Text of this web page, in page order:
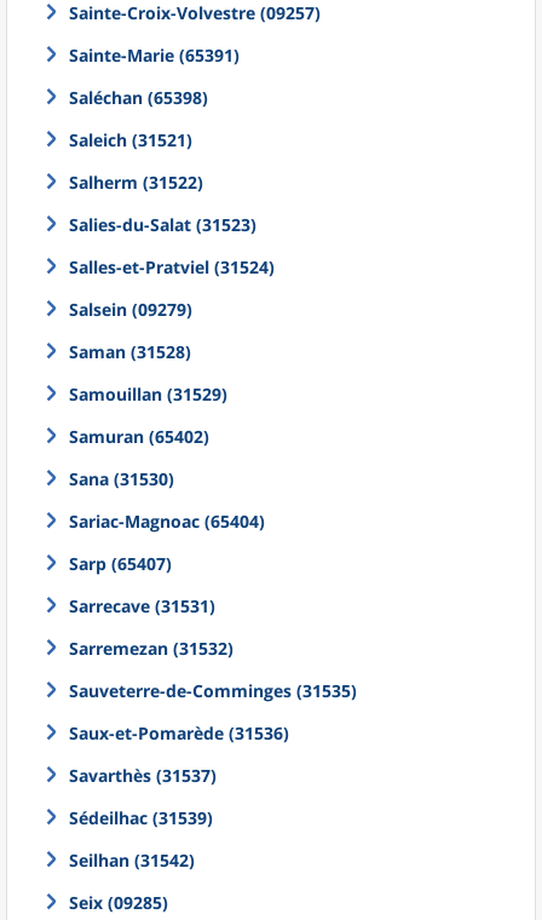
Sainte-Croix-Volvestre (09257)
Sainte-Marie (65391)
Saléchan (65398)
Saleich (31521)
Salherm (31522)
Salies-du-Salat (31523)
Salles-et-Pratviel (31524)
Salsein (09279)
Saman (31528)
Samouillan (31529)
Samuran (65402)
Sana (31530)
Sariac-Magnoac (65404)
Sarp (65407)
Sarrecave (31531)
Sarremezan (31532)
Sauveterre-de-Comminges (31535)
Saux-et-Pomarède (31536)
Savarthès (31537)
Sédeilhac (31539)
Seilhan (31542)
Seix (09285)